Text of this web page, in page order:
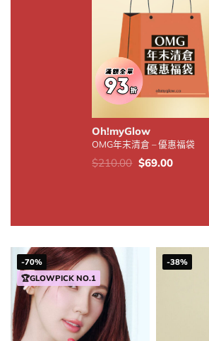
Oh!myGlow
OMG年末清倉 – 優惠福袋
價
錢：
$210.00 Original
price
$69.00Current
-70%
🏆GLOWPICK NO.1
-38%